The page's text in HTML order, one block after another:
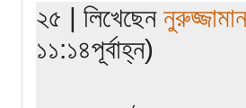
২৫ | লিখেছেন
১১:১৪পূর্বাহ্ন)